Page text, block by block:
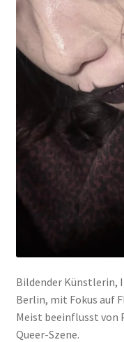
Mein Konto
Warenkorb
Widerrufsbelehrung
Bildender Künstlerin,
Berlin, mit Fokus auf
Meist beeinflusst von
Queer-Szene.